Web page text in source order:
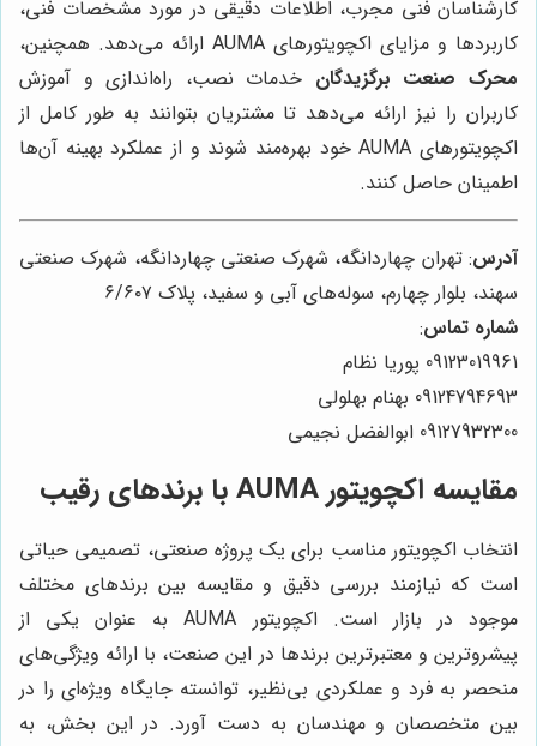
کارشناسان فنی مجرب، اطلاعات دقیقی در مورد مشخصات فنی،
کاربردها و مزایای اکچویتورهای AUMA ارائه می‌دهد. همچنین،
محرک صنعت برگزیدگان خدمات نصب، راه‌اندازی و آموزش
کاربران را نیز ارائه می‌دهد تا مشتریان بتوانند به طور کامل از
اکچویتورهای AUMA خود بهره‌مند شوند و از عملکرد بهینه آن‌ها
اطمینان حاصل کنند.
آدرس: تهران چهاردانگه، شهرک صنعتی چهاردانگه، شهرک صنعتی
سهند، بلوار چهارم، سوله‌های آبی و سفید، پلاک ۶/۶۰۷
شماره تماس:
09123019961 پوریا نظام
09124794693 بهنام بهلولی
09127932300 ابوالفضل نجیمی
مقایسه اکچویتور AUMA با برندهای رقیب
انتخاب اکچویتور مناسب برای یک پروژه صنعتی، تصمیمی حیاتی
است که نیازمند بررسی دقیق و مقایسه بین برندهای مختلف
موجود در بازار است. اکچویتور AUMA به عنوان یکی از
پیشروترین و معتبرترین برندها در این صنعت، با ارائه ویژگی‌های
منحصر به فرد و عملکردی بی‌نظیر، توانسته جایگاه ویژه‌ای را در
بین متخصصان و مهندسان به دست آورد. در این بخش، به